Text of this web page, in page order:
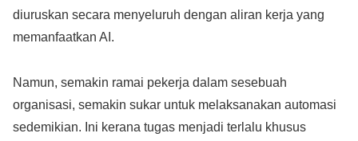
diuruskan secara menyeluruh dengan aliran kerja yang
memanfaatkan AI.
Namun, semakin ramai pekerja dalam sesebuah
organisasi, semakin sukar untuk melaksanakan automasi
sedemikian. Ini kerana tugas menjadi terlalu khusus